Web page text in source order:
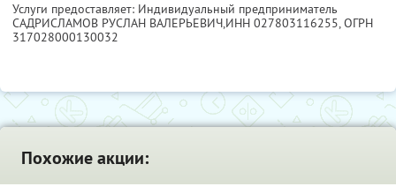
Услуги предоставляет: Индивидуальный предприниматель
САДРИСЛАМОВ РУСЛАН ВАЛЕРЬЕВИЧ,ИНН 027803116255, ОГРН
317028000130032
Похожие акции: